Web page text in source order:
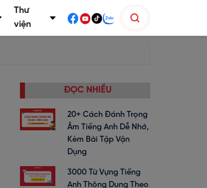
Thư
viện
ĐỌC NHIỀU
20+ Cách Đánh Trọng
Âm Tiếng Anh Dễ Nhớ,
Kèm Bài Tập Vận
Dụng
3000 Từ Vựng Tiếng
Anh Thông Dụng Theo